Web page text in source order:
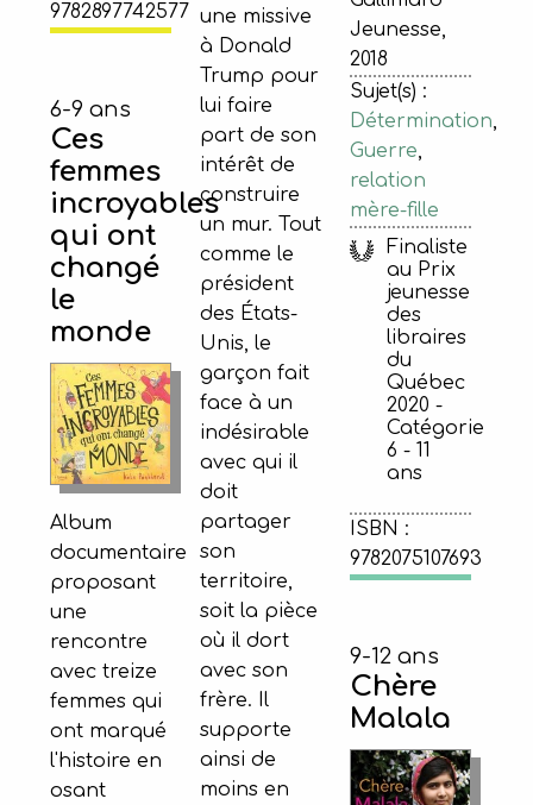
9782897742577
Jeunesse,
2018
Sujet(s) :
Détermination,
Guerre,
relation
mère-fille
Finaliste
au Prix
jeunesse
des
libraires
du
Québec
2020 -
Catégorie
6 - 11
ans
ISBN :
9782075107693
6-9 ans
Ces
femmes
incroyables
qui ont
changé
le
monde
Album
documentaire
proposant
une
rencontre
avec treize
femmes qui
ont marqué
l'histoire en
osant
une missive
à Donald
Trump pour
lui faire
part de son
intérêt de
construire
un mur. Tout
comme le
président
des États-
Unis, le
garçon fait
face à un
indésirable
avec qui il
doit
partager
son
territoire,
soit la pièce
où il dort
avec son
frère. Il
supporte
ainsi de
moins en
9-12 ans
Chère
Malala